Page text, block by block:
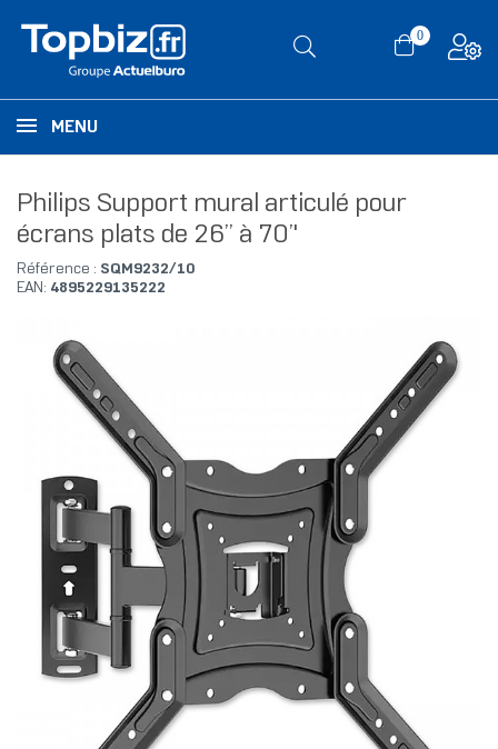
0
MENU
Philips Support mural articulé pour
écrans plats de 26’’ à 70’'
Référence : SQM9232/10
EAN: 4895229135222